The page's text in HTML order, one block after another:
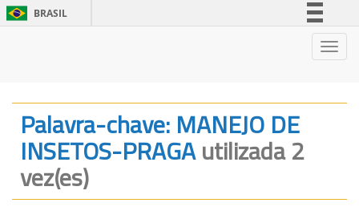
BRASIL
Legislação
Canais
Palavra-chave: MANEJO DE
INSETOS-PRAGAutilizada 2
vez(es)